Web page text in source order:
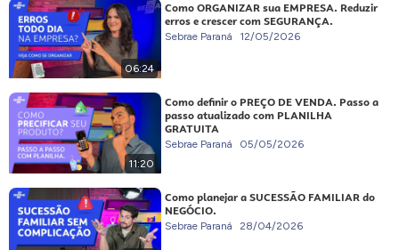
06:24
Como ORGANIZAR sua EMPRESA. Reduzir
erros e crescer com SEGURANÇA.
Sebrae Paraná 12/05/2026
11:20
Como definir o PREÇO DE VENDA. Passo a
passo atualizado com PLANILHA
GRATUITA
Sebrae Paraná 05/05/2026
Como planejar a SUCESSÃO FAMILIAR do
NEGÓCIO.
Sebrae Paraná 28/04/2026